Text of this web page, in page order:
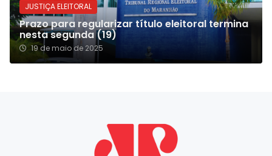
JUSTIÇA ELEITORAL
Prazo para regularizar título eleitoral termina
nesta segunda (19)
19 de maio de 2025